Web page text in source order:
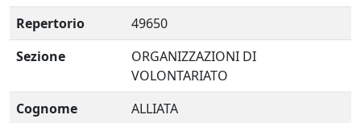
Repertorio
49650
Sezione
ORGANIZZAZIONI DI
VOLONTARIATO
Cognome
ALLIATA